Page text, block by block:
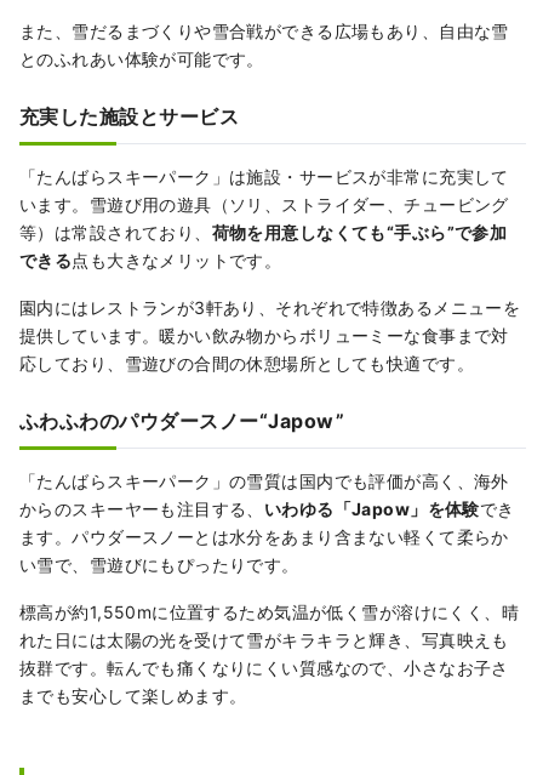
また、雪だるまづくりや雪合戦ができる広場もあり、自由な雪
とのふれあい体験が可能です。
充実した施設とサービス
「たんばらスキーパーク」は施設・サービスが非常に充実して
います。雪遊び用の遊具（ソリ、ストライダー、チュービング
等）は常設されており、 荷物を用意しなくても“手ぶら”で参加
できる点も大きなメリットです。
園内にはレストランが3軒あり、それぞれで特徴あるメニューを
提供しています。暖かい飲み物からボリューミーな食事まで対
応しており、雪遊びの合間の休憩場所としても快適です。
ふわふわのパウダースノー“Japow”
「たんばらスキーパーク」の雪質は国内でも評価が高く、海外
からのスキーヤーも注目する、 いわゆる「Japow」を体験でき
ます。パウダースノーとは水分をあまり含まない軽くて柔らか
い雪で、雪遊びにもぴったりです。
標高が約1,550mに位置するため気温が低く雪が溶けにくく、晴
れた日には太陽の光を受けて雪がキラキラと輝き、写真映えも
抜群です。転んでも痛くなりにくい質感なので、小さなお子さ
までも安心して楽しめます。